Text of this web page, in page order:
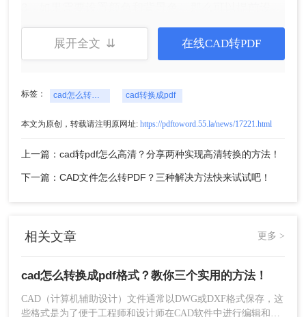
好，不然就是默认状态，设置好上传文件点击开始
转换。展开全文 ⇊ 在线CAD转PDF
标签： cad怎么转换成pdf格式 cad转换成pdf
本文为原创，转载请注明原网址: https://pdftoword.55.la/news/17221.html
上一篇：cad转pdf怎么高清？分享两种实现高清转换的方法！
下一篇：CAD文件怎么转PDF？三种解决方法快来试试吧！
相关文章 更多 >
cad怎么转换成pdf格式？教你三个实用的方法！
CAD（计算机辅助设计）文件通常以DWG或DXF格式保存，这
些格式是为了便于工程师和设计师在CAD软件中进行编辑和修